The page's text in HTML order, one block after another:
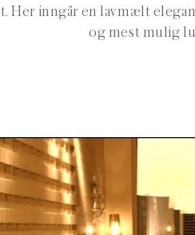
Her inngår en lavmælt
og mest mulig